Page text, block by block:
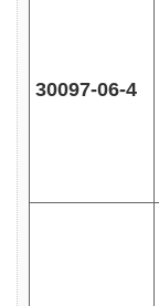
30097-06-4